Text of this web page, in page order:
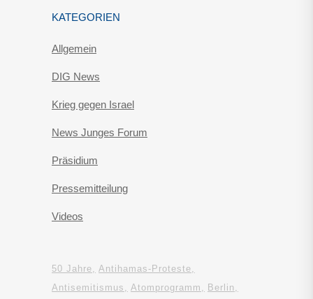
KATEGORIEN
Allgemein
DIG News
Krieg gegen Israel
News Junges Forum
Präsidium
Pressemitteilung
Videos
50 Jahre
Antihamas-Proteste
Antisemitismus
Atomprogramm
Berlin